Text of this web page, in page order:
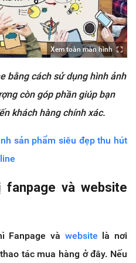
Xem toàn màn hình
bằng cách sử dụng hình ảnh
còn góp phần giúp bạn
khách hàng chính xác.
sản phẩm siêu đẹp thu hút
và website
Fanpage và website là nơi
tác mua hàng ở đây. Nếu